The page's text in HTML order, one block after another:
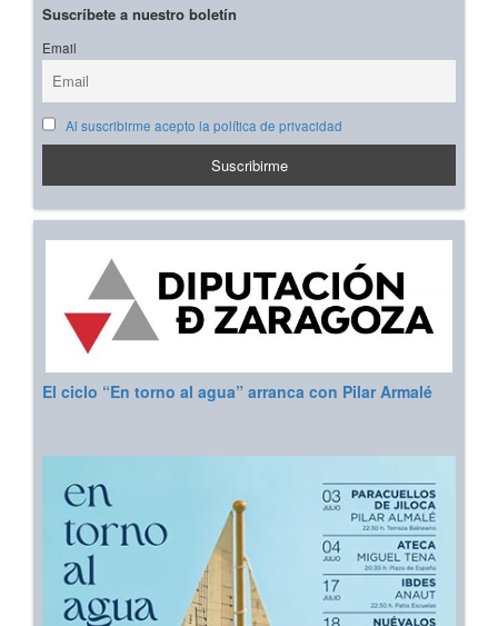
Suscríbete a nuestro boletín
Email
Al suscribirme acepto la política de privacidad
El ciclo “En torno al agua” arranca con Pilar Armalé